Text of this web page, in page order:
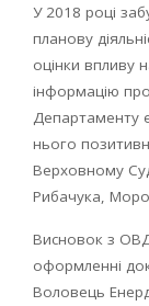
У 2018 році
планову
оцінки впливу
інформацію
Департаменту
нього
Верховному
Рибачука,
Висновок з
оформленні
Воловець